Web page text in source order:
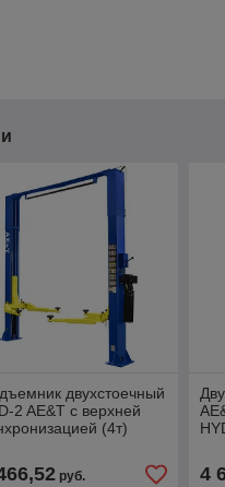
двухстоечный
2 AE&T с верхней
(4т)
руб. 4